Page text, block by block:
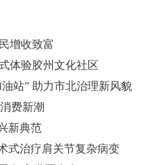
增收致富
体验胶州文化社区
站” 助力市北治理新风貌
费新潮
新典范
式治疗肩关节复杂病变